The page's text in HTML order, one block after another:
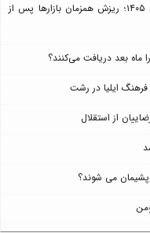
قیمت طلا، سکه و دلار امروز چهارشنبه ۱۴ مرداد ۱۴۰۵؛ ریزش همزمان بازارها پس از
را ماه بعد دریافت می‌کنند؟
ایلیا در رشت
از استقلال
می شوند؟